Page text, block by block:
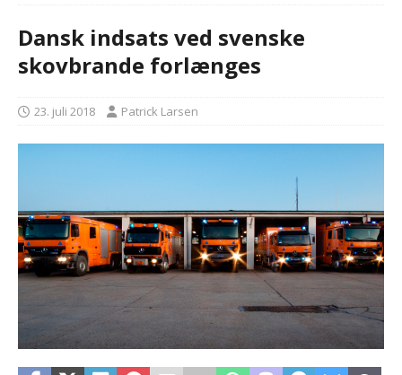
Dansk indsats ved svenske
skovbrande forlænges
23. juli 2018 Patrick Larsen